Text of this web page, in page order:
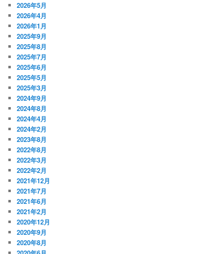
2026年5月
2026年4月
2026年1月
2025年9月
2025年8月
2025年7月
2025年6月
2025年5月
2025年3月
2024年9月
2024年8月
2024年4月
2024年2月
2023年8月
2022年8月
2022年3月
2022年2月
2021年12月
2021年7月
2021年6月
2021年2月
2020年12月
2020年9月
2020年8月